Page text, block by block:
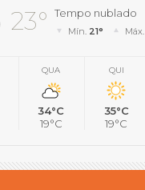
23° Tempo nublado
Mín. 21° Máx.
QUA
34°C
19°C
QUI
35°C
19°C